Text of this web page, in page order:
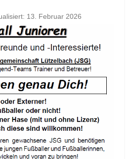
13. Februar 2026